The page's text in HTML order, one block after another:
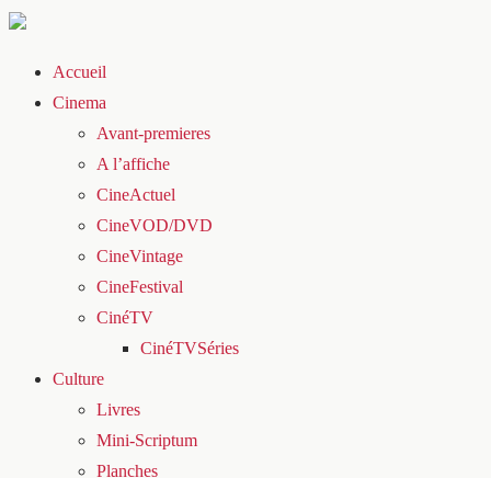
Accueil
Cinema
Avant-premieres
A l’affiche
CineActuel
CineVOD/DVD
CineVintage
CineFestival
CinéTV
CinéTVSéries
Culture
Livres
Mini-Scriptum
Planches